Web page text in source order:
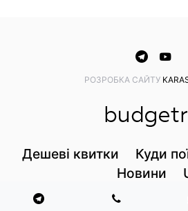
PОЗРОБКА САЙТУ
Дешеві квитки
Куди
Новини